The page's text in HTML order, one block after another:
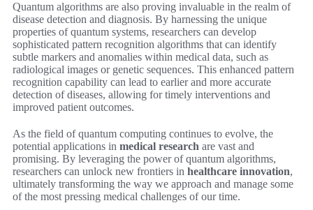
Quantum algorithms are also proving invaluable in the realm of
disease detection and diagnosis. By harnessing the unique
properties of quantum systems, researchers can develop
sophisticated pattern recognition algorithms that can identify
subtle markers and anomalies within medical data, such as
radiological images or genetic sequences. This enhanced pattern
recognition capability can lead to earlier and more accurate
detection of diseases, allowing for timely interventions and
improved patient outcomes.
As the field of quantum computing continues to evolve, the
potential applications in medical research are vast and
promising. By leveraging the power of quantum algorithms,
researchers can unlock new frontiers in healthcare innovation,
ultimately transforming the way we approach and manage some
of the most pressing medical challenges of our time.